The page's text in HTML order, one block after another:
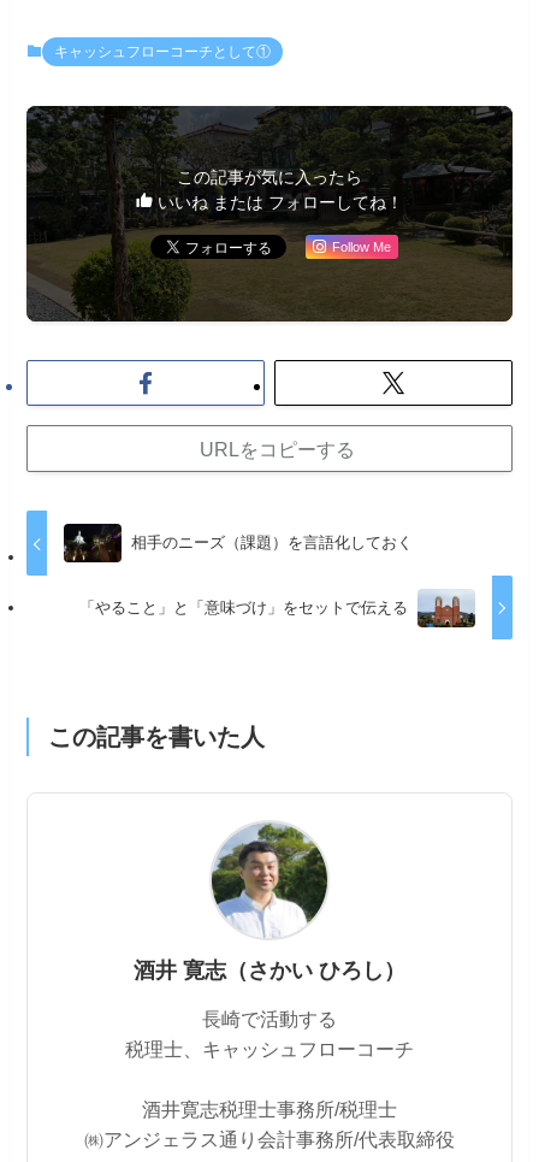
キャッシュフローコーチとして①
この記事が気に入ったら
いいね または フォローしてね！
Follow Me
URLをコピーする
相手のニーズ（課題）を言語化しておく
「やること」と「意味づけ」をセットで伝える
この記事を書いた人
酒井 寛志（さかい ひろし）
長崎で活動する
税理士、キャッシュフローコーチ
酒井寛志税理士事務所/税理士
㈱アンジェラス通り会計事務所/代表取締役